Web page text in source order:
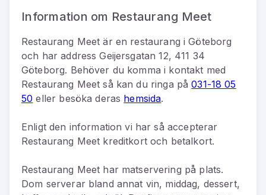
Information om Restaurang Meet
Restaurang Meet är en restaurang iGöteborg
och har addressGeijersgatan 12, 411 34
Göteborg. Behöver du komma i kontakt med
Restaurang Meet så kan du ringa på031-18 05
50 eller besöka deras hemsida.
Enligt den information vi har så accepterar
Restaurang Meet kreditkort och betalkort.
Restaurang Meet har matservering på plats.
Dom serverar bland annat vin, middag, dessert,